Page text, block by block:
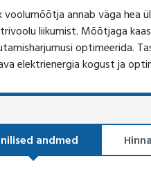
voolumõõtja annab väga hea
liikumist. Mõõtjaga
optimeerida.
elektrienergia kogust ja
andmed